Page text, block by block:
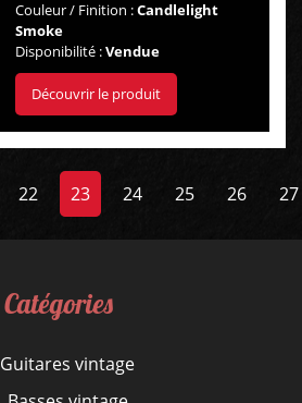
Couleur / Finition :Candlelight
Smoke
Disponibilité :Vendue
Découvrir le produit
22 23 24 25 26 27
Catégories
Guitares vintage